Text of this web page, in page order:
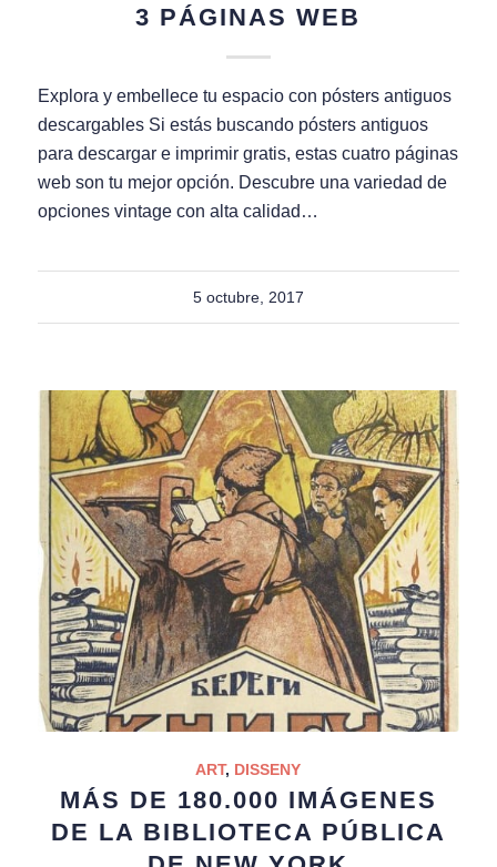
3 PÁGINAS WEB
Explora y embellece tu espacio con pósters antiguos
descargables Si estás buscando pósters antiguos
para descargar e imprimir gratis, estas cuatro páginas
web son tu mejor opción. Descubre una variedad de
opciones vintage con alta calidad…
5 octubre, 2017
ART, DISSENY
MÁS DE 180.000 IMÁGENES
DE LA BIBLIOTECA PÚBLICA